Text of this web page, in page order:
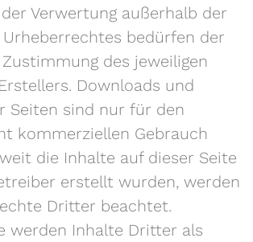
Verwertung außerhalb der
Urheberrechtes bedürfen der
des jeweiligen
Downloads und
Seiten sind nur für den
kommerziellen Gebrauch
die Inhalte auf dieser Seite
erstellt wurden, werden
Dritter beachtet.
werden Inhalte Dritter als